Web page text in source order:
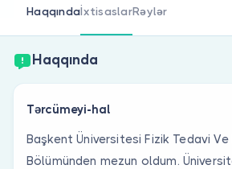
Həkim siniz?
HaqqındaİxtisaslarRəylər
Haqqında
Tərcümeyi-hal
Başkent Üniversitesi Fizik Tedavi
Bölümünden mezun oldum.